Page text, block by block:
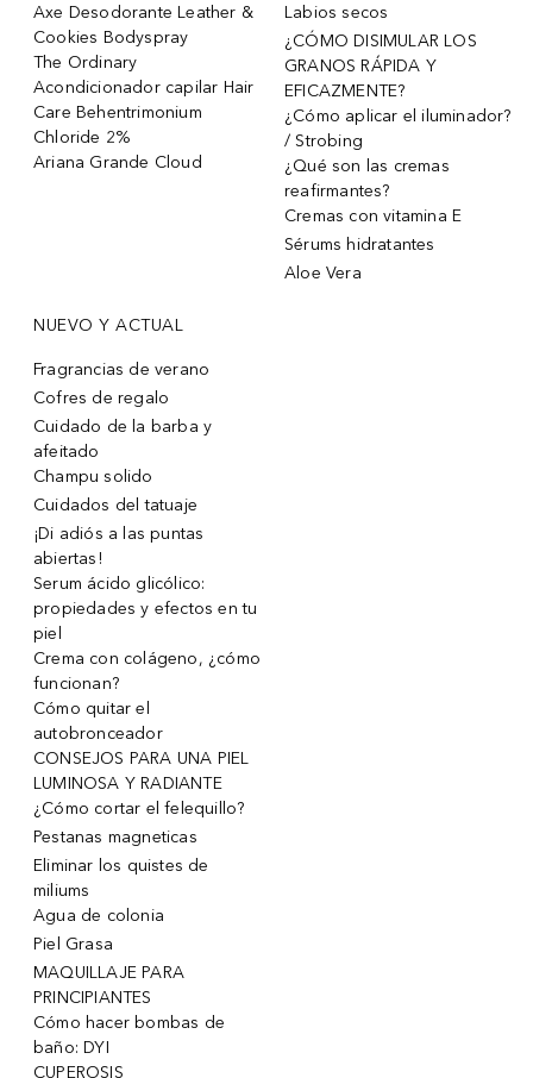
Axe Desodorante Leather &
Cookies Bodyspray
The Ordinary
Acondicionador capilar Hair
Care Behentrimonium
Chloride 2%
Ariana Grande Cloud
Labios secos
¿CÓMO DISIMULAR LOS
GRANOS RÁPIDA Y
EFICAZMENTE?
¿Cómo aplicar el iluminador?
/ Strobing
¿Qué son las cremas
reafirmantes?
Cremas con vitamina E
Sérums hidratantes
Aloe Vera
NUEVO Y ACTUAL
Fragrancias de verano
Cofres de regalo
Cuidado de la barba y
afeitado
Champu solido
Cuidados del tatuaje
¡Di adiós a las puntas
abiertas!
Serum ácido glicólico:
propiedades y efectos en tu
piel
Crema con colágeno, ¿cómo
funcionan?
Cómo quitar el
autobronceador
CONSEJOS PARA UNA PIEL
LUMINOSA Y RADIANTE
¿Cómo cortar el felequillo?
Pestanas magneticas
Eliminar los quistes de
miliums
Agua de colonia
Piel Grasa
MAQUILLAJE PARA
PRINCIPIANTES
Cómo hacer bombas de
baño: DYI
CUPEROSIS